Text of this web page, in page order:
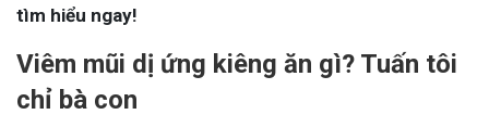
tìm hiểu ngay!
Viêm mũi dị ứng kiêng ăn gì? Tuấn tôi
chỉ bà con